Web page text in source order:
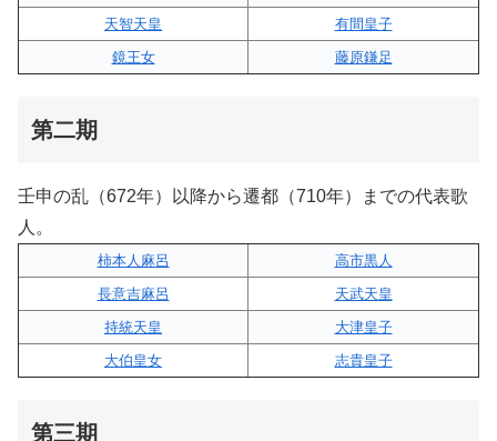
天智天皇
有間皇子
鏡王女
藤原鎌足
第二期
壬申の乱（672年）以降から遷都（710年）までの代表歌
人。
柿本人麻呂
高市黒人
長意吉麻呂
天武天皇
持統天皇
大津皇子
大伯皇女
志貴皇子
第三期